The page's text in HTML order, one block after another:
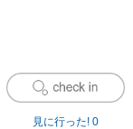
見に行った! 0